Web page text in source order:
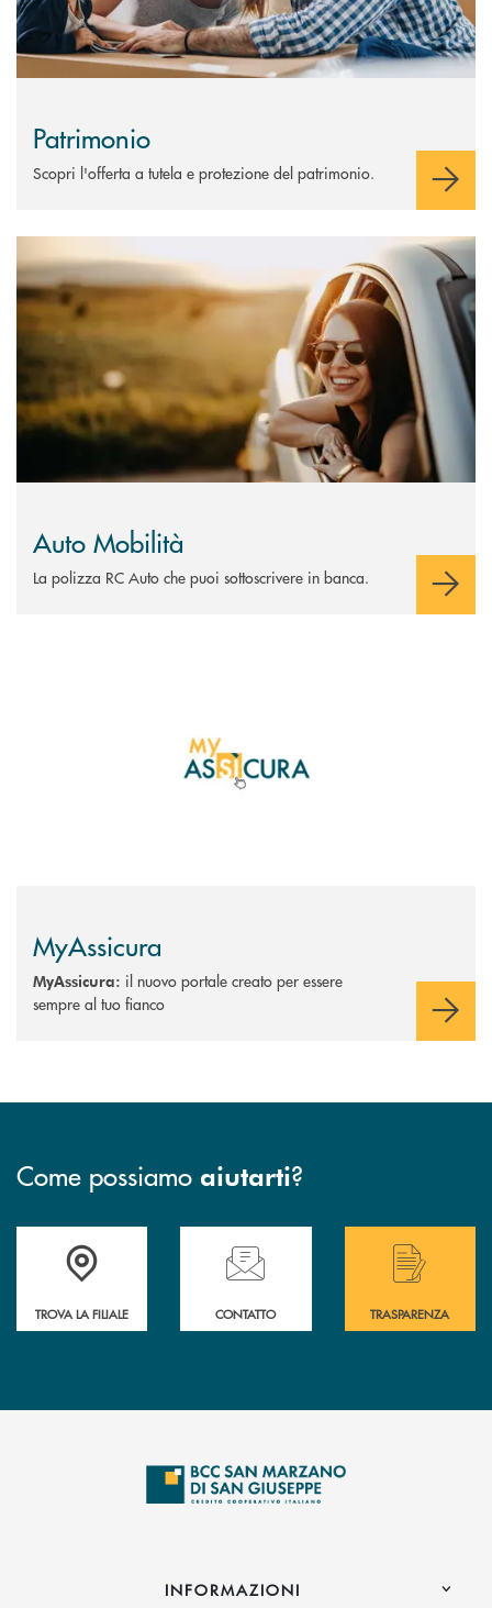
Patrimonio
Scopri l'offerta a tutela e protezione del patrimonio.
Auto Mobilità
La polizza RC Auto che puoi sottoscrivere in banca.
MyAssicura
MyAssicura: il nuovo portale creato per essere
sempre al tuo fianco
Come possiamo aiutarti?
Accedi all' elenco completo delle filiali di Bcc San Marzano.
TROVA LA FILIALE
Hai bisogno di assistenza immediata?
CONTATTO
Hai bisogno di
TRASPARENZA
INFORMAZIONI